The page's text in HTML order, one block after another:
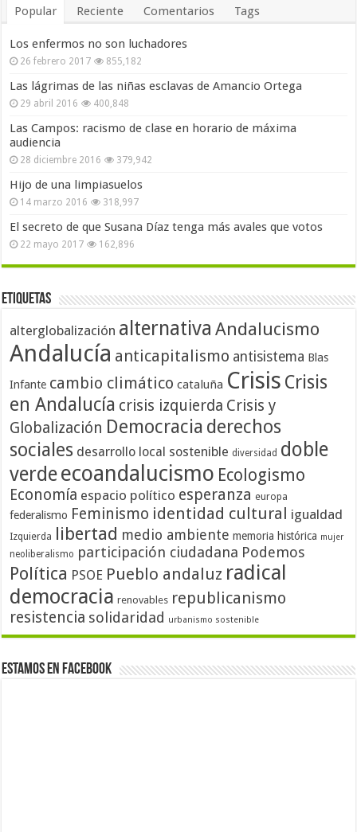
Popular Reciente Comentarios Tags
Los enfermos no son luchadores
26 febrero 2017 855,182
Las lágrimas de las niñas esclavas de Amancio Ortega
29 abril 2016 400,848
Las Campos: racismo de clase en horario de máxima
audiencia
28 diciembre 2016 379,942
Hijo de una limpiasuelos
14 marzo 2016 318,997
El secreto de que Susana Díaz tenga más avales que votos
22 mayo 2017 162,896
Etiquetas
alterglobalización alternativa Andalucismo
Andalucía anticapitalismo antisistema Blas
Infante cambio climático cataluña Crisis Crisis
en Andalucía crisis izquierda Crisis y
Globalización Democracia derechos
sociales desarrollo local sostenible diversidad doble
verdeecoandalucismo Ecologismo
Economía espacio político esperanza europa
federalismo Feminismo identidad cultural igualdad
Izquierda libertad medio ambiente memoria histórica mujer
neoliberalismo participación ciudadana Podemos
Política PSOE Pueblo andaluz radical
democracia renovables republicanismo
resistencia solidaridad urbanismo sostenible
Estamos en Facebook